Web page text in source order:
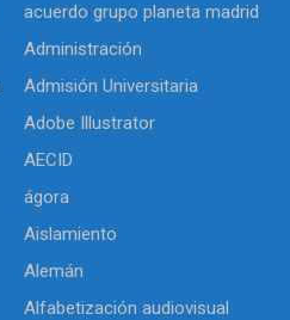
acuerdo grupo planeta madrid
Administración
Admisión Universitaria
Adobe Illustrator
AECID
ágora
Aislamiento
Alemán
Alfabetización audiovisual